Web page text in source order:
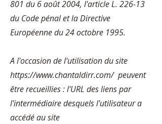
801 du 6 août 2004, l'article L. 226-13
du Code pénal et la Directive
Européenne du 24 octobre 1995.
A l'occasion de l'utilisation du site
https://www.chantaldirr.com/peuvent
être recueillies : l'URL des liens par
l'intermédiaire desquels l'utilisateur a
accédé au site